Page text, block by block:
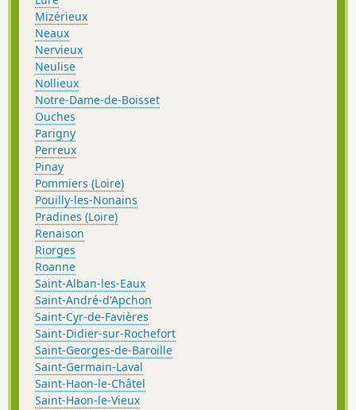
Mizérieux
Neaux
Nervieux
Neulise
Nollieux
Notre-Dame-de-Boisset
Ouches
Parigny
Perreux
Pinay
Pommiers (Loire)
Pouilly-les-Nonains
Pradines (Loire)
Renaison
Riorges
Roanne
Saint-Alban-les-Eaux
Saint-André-d'Apchon
Saint-Cyr-de-Favières
Saint-Didier-sur-Rochefort
Saint-Georges-de-Baroille
Saint-Germain-Laval
Saint-Haon-le-Châtel
Saint-Haon-le-Vieux